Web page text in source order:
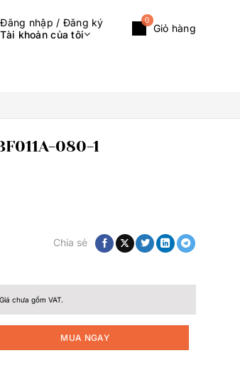
Đăng nhập / Đăng ký
Tài khoản của tôi
Giỏ hàng
0
080-1
Chia sẻ
Giá chưa gồm VAT.
MUA NGAY